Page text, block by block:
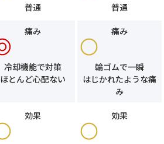
普通 普通
痛み
冷却機能で対策
ほとんど心配ない
痛み
輪ゴムで一瞬
はじかれたような痛
み
効果 効果